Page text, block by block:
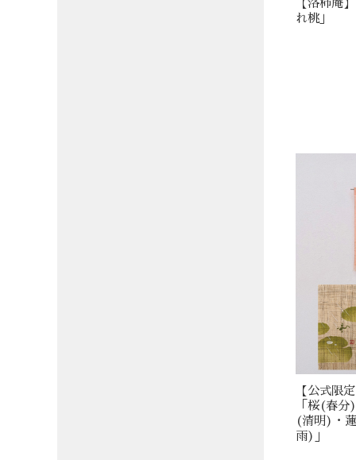
【洛柿庵
れ桃」
【公式限
「桜(春
(清明)・
雨)」